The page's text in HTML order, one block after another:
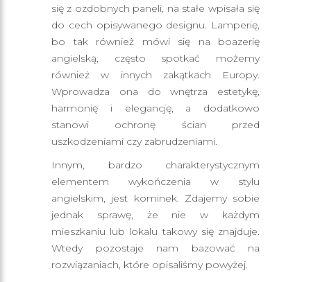
się z ozdobnych paneli, na stałe wpisała się
do cech opisywanego designu. Lamperię,
bo tak również mówi się na boazerię
angielską, często spotkać możemy
również w innych zakątkach Europy.
Wprowadza ona do wnętrza estetykę,
harmonię i elegancję, a dodatkowo
stanowi ochronę ścian przed
uszkodzeniami czy zabrudzeniami.
Innym, bardzo charakterystycznym
elementem wykończenia w stylu
angielskim, jest kominek. Zdajemy sobie
jednak sprawę, że nie w każdym
mieszkaniu lub lokalu takowy się znajduje.
Wtedy pozostaje nam bazować na
rozwiązaniach, które opisaliśmy powyżej.